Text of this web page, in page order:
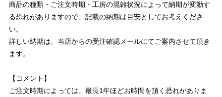
商品の種類・ご注文時期・工房の混雑状況によって納期が変動す
る恐れがありますので、記載の納期は目安としてお考えくださ
い。
詳しい納期は、当店からの受注確認メールにてご案内させて頂き
ます。
【コメント】
ご注文時期によっては、最長1年ほどお時間を頂く恐れがありま